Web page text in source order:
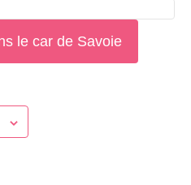
le car de Savoie